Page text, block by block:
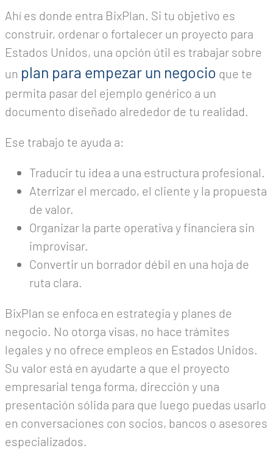
Ahí es donde entra BixPlan. Si tu objetivo es
construir, ordenar o fortalecer un proyecto para
Estados Unidos, una opción útil es trabajar sobre
un plan para empezar un negocio que te
permita pasar del ejemplo genérico a un
documento diseñado alrededor de tu realidad.
Ese trabajo te ayuda a:
Traducir tu idea a una estructura profesional.
Aterrizar el mercado, el cliente y la propuesta
de valor.
Organizar la parte operativa y financiera sin
improvisar.
Convertir un borrador débil en una hoja de
ruta clara.
BixPlan se enfoca en estrategia y planes de
negocio. No otorga visas, no hace trámites
legales y no ofrece empleos en Estados Unidos.
Su valor está en ayudarte a que el proyecto
empresarial tenga forma, dirección y una
presentación sólida para que luego puedas usarlo
en conversaciones con socios, bancos o asesores
especializados.